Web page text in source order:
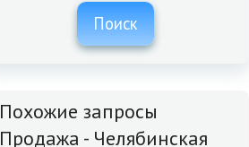
Поиск
Похожие запросы
Продажа - Челябинская